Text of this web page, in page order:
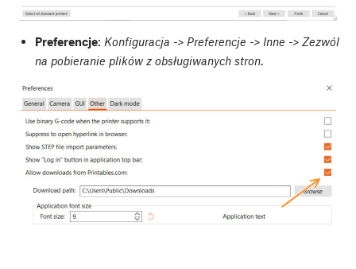
Preferencje: Konfiguracja -> Preferencje -> Inne -> Zezwól
na pobieranie plików z obsługiwanych stron.